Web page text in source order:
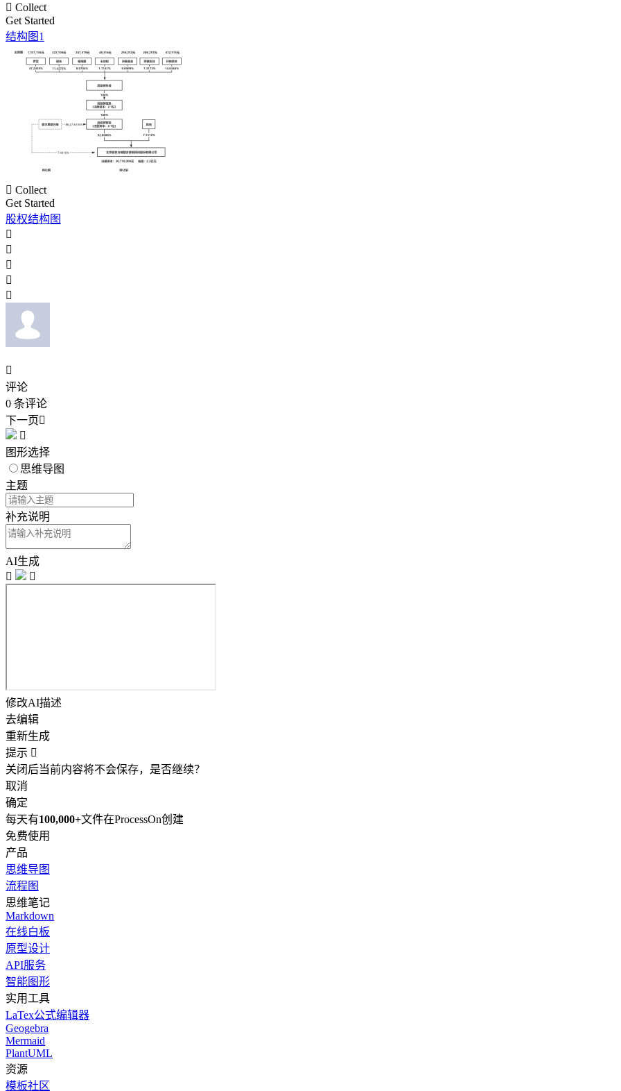
 Collect
Get Started
结构图1
 Collect
Get Started
股权结构图






评论
0 条评论
下一页

图形选择
思维导图
主题
补充说明
AI生成


修改AI描述
去编辑
重新生成
提示 
关闭后当前内容将不会保存，是否继续？
取消
确定
每天有100,000+文件在ProcessOn创建
免费使用
产品
思维导图
流程图
思维笔记
Markdown
在线白板
原型设计
API服务
智能图形
实用工具
LaTex公式编辑器
Geogebra
Mermaid
PlantUML
资源
模板社区